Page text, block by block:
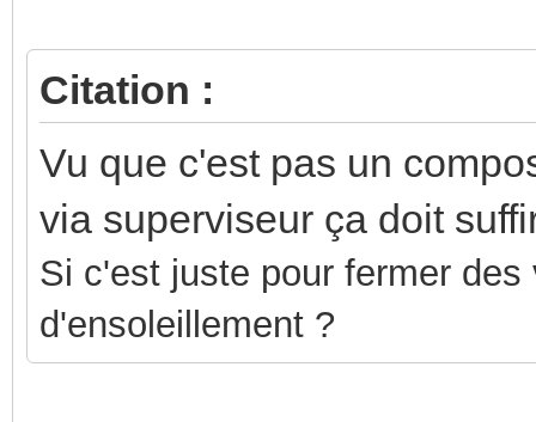
Citation :
Vu que c'est pas un
via superviseur ça doit
Si c'est juste pour fermer
d'ensoleillement ?